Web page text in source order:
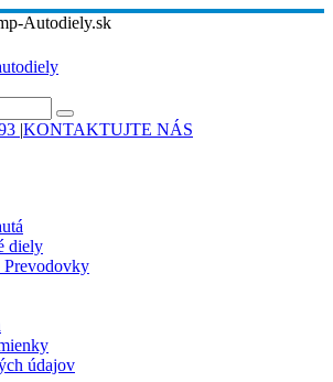
Autodiely.sk
|KONTAKTUJTE NÁS
diely
údajov